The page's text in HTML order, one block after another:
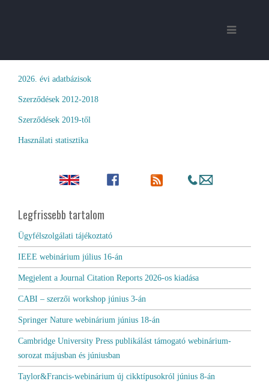
2026. évi adatbázisok
Szerződések 2012-2018
Szerződések 2019-től
Használati statisztika
Legfrissebb tartalom
Ügyfélszolgálati tájékoztató
IEEE webinárium július 16-án
Megjelent a Journal Citation Reports 2026-os kiadása
CABI – szerzői workshop június 3-án
Springer Nature webinárium június 18-án
Cambridge University Press publikálást támogató webinárium-
sorozat májusban és júniusban
Taylor&Francis-webinárium új cikktípusokról június 8-án